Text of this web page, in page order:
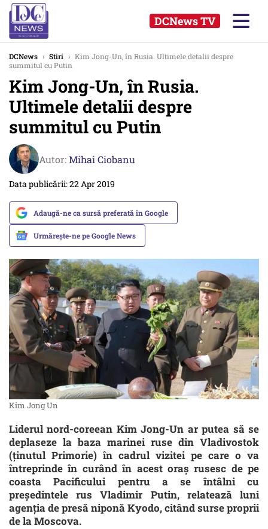
DCNews TV
DCNews › Stiri › Kim Jong-Un, în Rusia. Ultimele detalii despre
summitul cu Putin
Kim Jong-Un, în Rusia.
Ultimele detalii despre
summitul cu Putin
Autor:Mihai Ciobanu
Data publicării: 22 Apr 2019
Adaugă-ne ca sursă preferată în Google
Urmărește-ne pe Google News
Kim Jong Un
Liderul nord-coreean Kim Jong-Un ar putea să se
deplaseze la baza marinei ruse din Vladivostok
(ţinutul Primorie) în cadrul vizitei pe care o va
întreprinde în curând în acest oraş rusesc de pe
coasta Pacificului pentru a se întâlni cu
preşedintele rus Vladimir Putin, relatează luni
agenţia de presă niponă Kyodo, citând surse proprii
de la Moscova.